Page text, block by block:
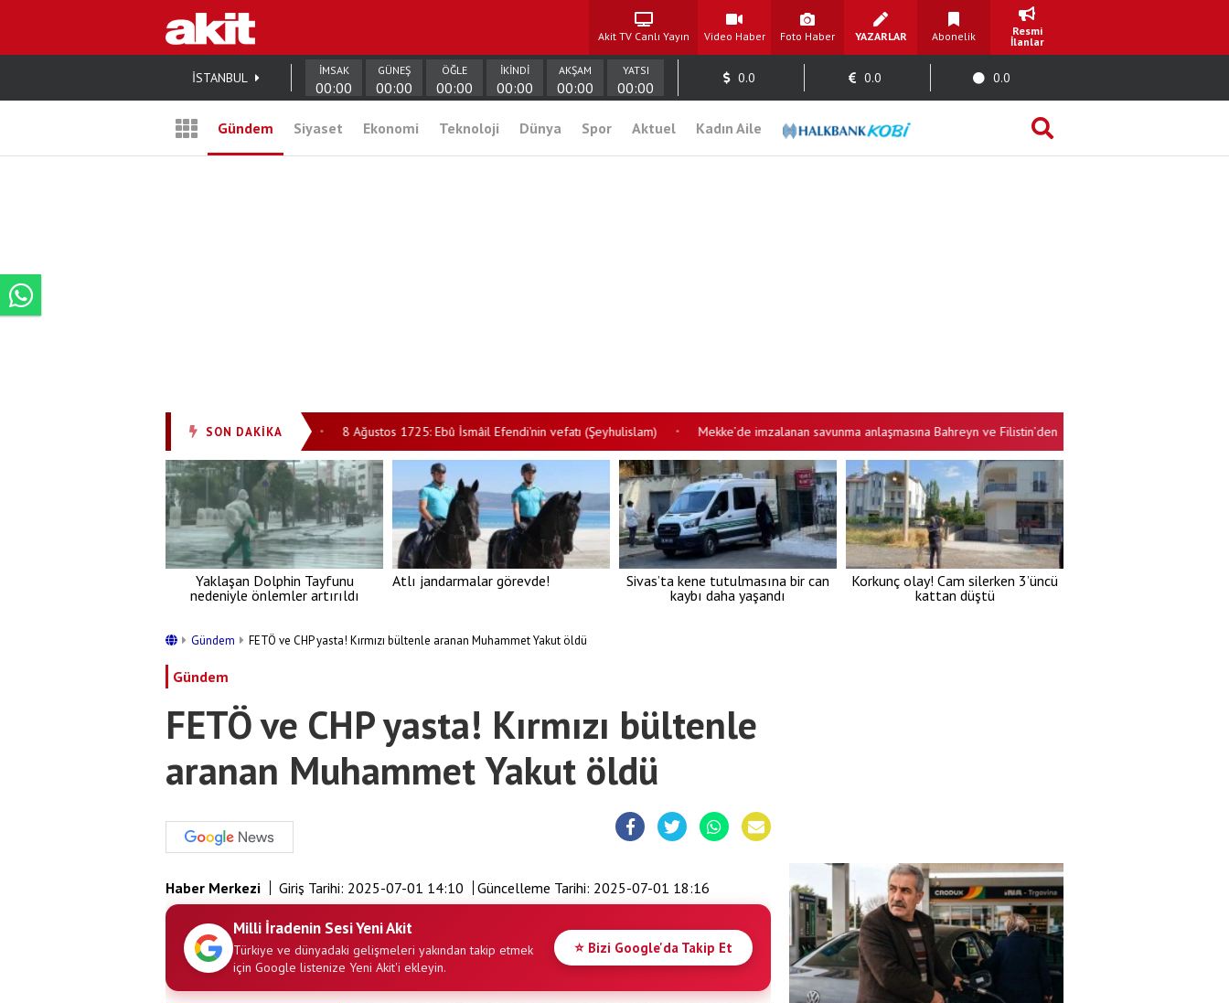
Akit TV Canlı Yayın Video Haber Foto Haber YAZARLAR Abonelik
Resmi
İlanlar
İSTANBUL İMSAK
00:00
GÜNEŞ
00:00
ÖĞLE
00:00
İKİNDİ
00:00
AKŞAM
00:00
YATSI
00:00
0.0 0.0 0.0
Gündem Siyaset Ekonomi Teknoloji Dünya Spor Aktuel Kadın Aile
SON DAKİKA
8 Ağustos 2026: Günün Ayet ve Hadisi 8 Ağustos 1725: Ebû İsmâil Efendi'nin vefatı (Şeyhulislam) • Mekke’de imzalanan savunma anlaşmasına Bahreyn ve Filistin’den destek
Yaklaşan Dolphin Tayfunu
nedeniyle önlemler artırıldı
Atlı jandarmalar görevde!
Sivas’ta kene tutulmasına bir can
kaybı daha yaşandı
Korkunç olay! Cam silerken 3’üncü
kattan düştü
Gündem FETÖ ve CHP yasta! Kırmızı bültenle aranan Muhammet Yakut öldü
Gündem
FETÖ ve CHP yasta! Kırmızı bültenle
aranan Muhammet Yakut öldü
Haber Merkezi Giriş Tarihi: 2025-07-01 14:10 Güncelleme Tarihi: 2025-07-01 18:16
Milli İradenin Sesi Yeni Akit
Türkiye ve dünyadaki gelişmeleri yakından takip etmek
için Google listenize Yeni Akit'i ekleyin.
⭐ Bizi Google'da Takip Et